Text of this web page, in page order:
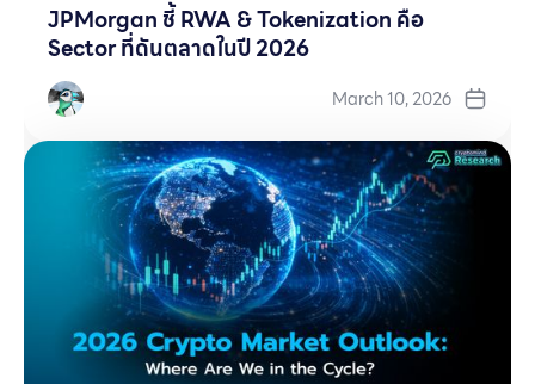
JPMorgan ชี้ RWA & Tokenization คือ
Sector ที่ดันตลาดในปี 2026
March 10, 2026